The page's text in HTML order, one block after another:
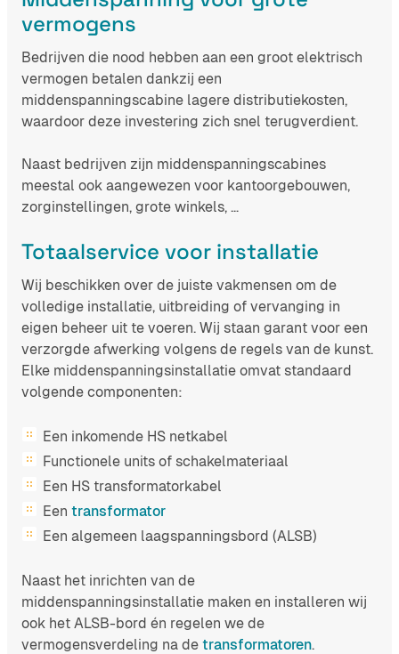
vermogens
Bedrijven die nood hebben aan een groot elektrisch
vermogen betalen dankzij een
middenspanningscabine lagere distributiekosten,
waardoor deze investering zich snel terugverdient.
Naast bedrijven zijn middenspanningscabines
meestal ook aangewezen voor kantoorgebouwen,
zorginstellingen, grote winkels, …
Totaalservice voor installatie
Wij beschikken over de juiste vakmensen om de
volledige installatie, uitbreiding of vervanging in
eigen beheer uit te voeren. Wij staan garant voor een
verzorgde afwerking volgens de regels van de kunst.
Elke middenspanningsinstallatie omvat standaard
volgende componenten:
Een inkomende HS netkabel
Functionele units of schakelmateriaal
Een HS transformatorkabel
Een transformator
Een algemeen laagspanningsbord (ALSB)
Naast het inrichten van de
middenspanningsinstallatie maken en installeren wij
ook het ALSB-bord én regelen we de
vermogensverdeling na de transformatoren.